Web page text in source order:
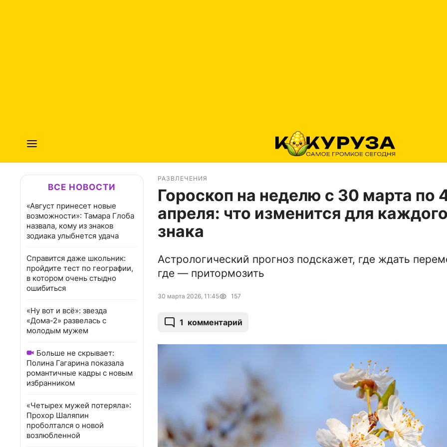
ВСЕ НОВОСТИ
«Август принесет новые
возможности»: Тамара Глоба
назвала, кому из знаков
зодиака улыбнется удача
Справится даже школьник:
пройдите тест по географии,
в котором очень стыдно
ошибиться
«Ну вот и всё»: звезда
«Дома-2» развелась с
молодым мужем
Больше не скрывает:
Полина Гагарина показала
романтичные кадры с новым
избранником
«Четырех мужей потеряла»:
Прохор Шаляпин
проболтался о новой
возлюбленной
РАЗВЛЕЧЕНИЯ
Гороскоп на неделю с 30 марта по
апреля: что изменится для
знака
Астрологический прогноз подскажет, где ждать
где — притормозить
30 марта 2026, 11:45 157
1 комментарий